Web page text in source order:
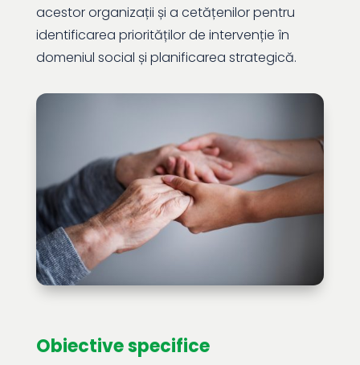
acestor organizații și a cetățenilor pentru
identificarea priorităților de intervenție în
domeniul social și planificarea strategică.
Obiective specifice